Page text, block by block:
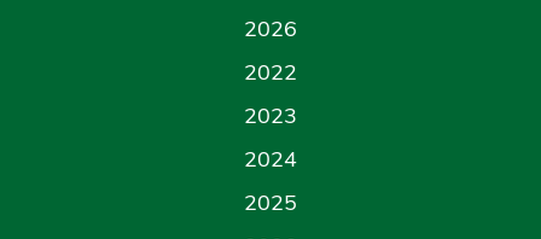
2026
2022
2023
2024
2025